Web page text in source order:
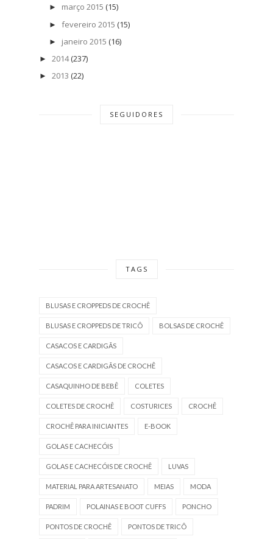
► março 2015 (15)
► fevereiro 2015 (15)
► janeiro 2015 (16)
► 2014 (237)
► 2013 (22)
SEGUIDORES
TAGS
BLUSAS E CROPPEDS DE CROCHÊ
BLUSAS E CROPPEDS DE TRICÔ BOLSAS DE CROCHÊ
CASACOS E CARDIGÃS
CASACOS E CARDIGÃS DE CROCHÊ
CASAQUINHO DE BEBÊ COLETES
COLETES DE CROCHÊ COSTURICES CROCHÊ
CROCHÊ PARA INICIANTES E-BOOK
GOLAS E CACHECÓIS
GOLAS E CACHECÓIS DE CROCHÊ LUVAS
MATERIAL PARA ARTESANATO MEIAS MODA
PADRIM POLAINAS E BOOT CUFFS PONCHO
PONTOS DE CROCHÊ PONTOS DE TRICÔ